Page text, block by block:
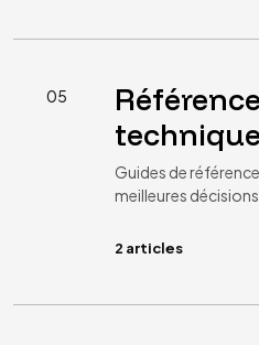
05
technique
Guides de
meilleures
2 articles